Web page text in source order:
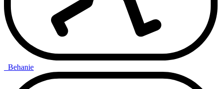
Behanie